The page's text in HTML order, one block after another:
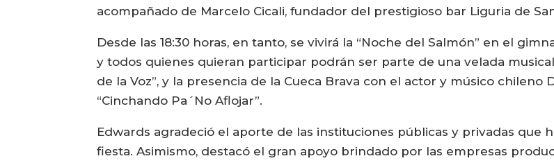
acompañado de Marcelo Cicali, fundador del prestigioso bar Liguria de
Desde las 18:30 horas, en tanto, se vivirá la “Noche del Salmón” en el
y todos quienes quieran participar podrán ser parte de una velada
de la Voz”, y la presencia de la Cueca Brava con el actor y músico chileno
“Cinchando Pa´No Aflojar”.
Edwards agradeció el aporte de las instituciones públicas y privadas que
fiesta. Asimismo, destacó el gran apoyo brindado por las empresas